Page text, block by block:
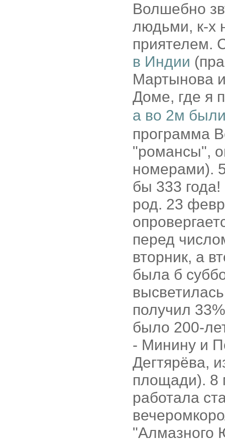
Волшебно
людьми, к-х
приятелем.
в Индии
Мартынова
Доме, где я
а во 2м
программа
"романсы",
номерами).
бы 333 года!
род. 23
перед
вторник, а
была б
получил
было 200-
- Минину и
Дегтярёва,
площади). 8
работала
"Алмазного